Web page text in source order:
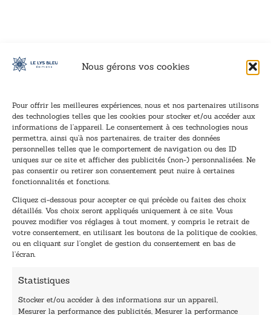
Nous gérons vos cookies
Pour offrir les meilleures expériences, nous et nos partenaires utilisons
des technologies telles que les cookies pour stocker et/ou accéder aux
informations de l’appareil. Le consentement à ces technologies nous
permettra, ainsi qu’à nos partenaires, de traiter des données
personnelles telles que le comportement de navigation ou des ID
uniques sur ce site et afficher des publicités (non-) personnalisées. Ne
pas consentir ou retirer son consentement peut nuire à certaines
fonctionnalités et fonctions.
Cliquez ci-dessous pour accepter ce qui précède ou faites des choix
détaillés. Vos choix seront appliqués uniquement à ce site. Vous
pouvez modifier vos réglages à tout moment, y compris le retrait de
votre consentement, en utilisant les boutons de la politique de cookies,
ou en cliquant sur l’onglet de gestion du consentement en bas de
l’écran.
Statistiques
Stocker et/ou accéder à des informations sur un appareil,
Mesurer la performance des publicités, Mesurer la performance
Inscription à la newsletter
Inscrivez-vous à notre newsletter et recevez nos
dernières nouvelles.
E
-
m
a
i
E
m
a
i
l
*
TENEZ-MOI AU COURANT !